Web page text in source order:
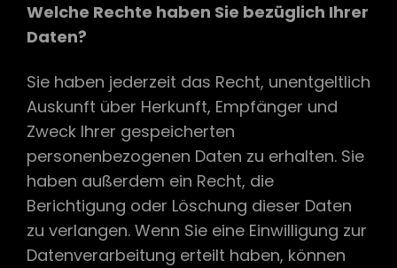
Welche Rechte haben Sie bezüglich Ihrer
Daten?
Sie haben jederzeit das Recht, unentgeltlich
Auskunft über Herkunft, Empfänger und
Zweck Ihrer gespeicherten
personenbezogenen Daten zu erhalten. Sie
haben außerdem ein Recht, die
Berichtigung oder Löschung dieser Daten
zu verlangen. Wenn Sie eine Einwilligung zur
Datenverarbeitung erteilt haben, können